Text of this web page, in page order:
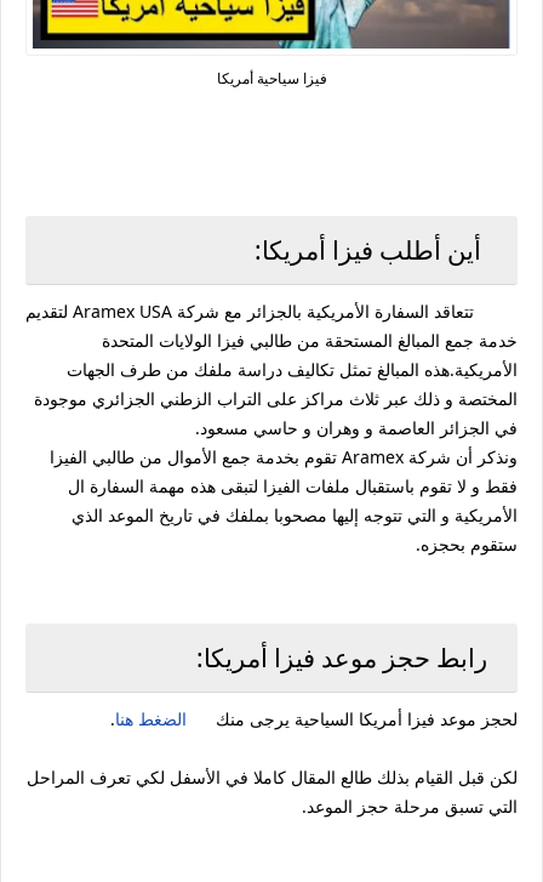
فيزا سياحية أمريكا
أين أطلب فيزا أمريكا:
تتعاقد السفارة الأمريكية بالجزائر مع شركة Aramex USA لتقديم
خدمة جمع المبالغ المستحقة من طالبي فيزا الولايات المتحدة
الأمريكية.هذه المبالغ تمثل تكاليف دراسة ملفك من طرف الجهات
المختصة و ذلك عبر ثلاث مراكز على التراب الزطني الجزائري موجودة
في الجزائر العاصمة و وهران و حاسي مسعود.
ونذكر أن شركة Aramex تقوم بخدمة جمع الأموال من طالبي الفيزا
فقط و لا تقوم باستقبال ملفات الفيزا لتبقى هذه مهمة السفارة ال
الأمريكية و التي تتوجه إليها مصحوبا بملفك في تاريخ الموعد الذي
ستقوم بحجزه.
رابط حجز موعد فيزا أمريكا:
لحجز موعد فيزا أمريكا السياحية يرجى منك الضغط هنا.
لكن قبل القيام بذلك طالع المقال كاملا في الأسفل لكي تعرف المراحل
التي تسبق مرحلة حجز الموعد.